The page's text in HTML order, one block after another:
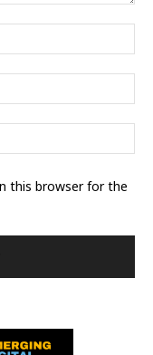
this browser for the